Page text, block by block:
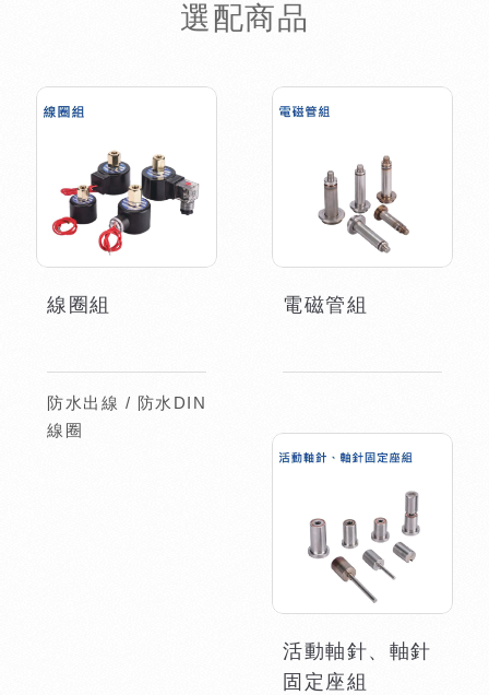
選配商品
線圈組
防水出線 / 防水DIN
線圈
電磁管組
活動軸針、軸針
固定座組